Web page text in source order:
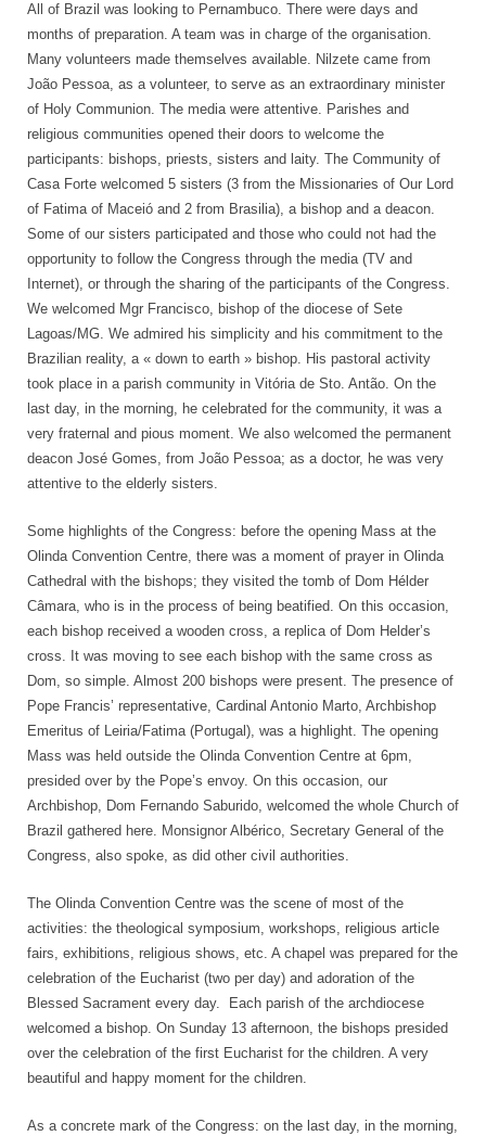
All of Brazil was looking to Pernambuco. There were days and
months of preparation. A team was in charge of the organisation.
Many volunteers made themselves available. Nilzete came from
João Pessoa, as a volunteer, to serve as an extraordinary minister
of Holy Communion. The media were attentive. Parishes and
religious communities opened their doors to welcome the
participants: bishops, priests, sisters and laity. The Community of
Casa Forte welcomed 5 sisters (3 from the Missionaries of Our Lord
of Fatima of Maceió and 2 from Brasilia), a bishop and a deacon.
Some of our sisters participated and those who could not had the
opportunity to follow the Congress through the media (TV and
Internet), or through the sharing of the participants of the Congress.
We welcomed Mgr Francisco, bishop of the diocese of Sete
Lagoas/MG. We admired his simplicity and his commitment to the
Brazilian reality, a « down to earth » bishop. His pastoral activity
took place in a parish community in Vitória de Sto. Antão. On the
last day, in the morning, he celebrated for the community, it was a
very fraternal and pious moment. We also welcomed the permanent
deacon José Gomes, from João Pessoa; as a doctor, he was very
attentive to the elderly sisters.
Some highlights of the Congress: before the opening Mass at the
Olinda Convention Centre, there was a moment of prayer in Olinda
Cathedral with the bishops; they visited the tomb of Dom Hélder
Câmara, who is in the process of being beatified. On this occasion,
each bishop received a wooden cross, a replica of Dom Helder’s
cross. It was moving to see each bishop with the same cross as
Dom, so simple. Almost 200 bishops were present. The presence of
Pope Francis’ representative, Cardinal Antonio Marto, Archbishop
Emeritus of Leiria/Fatima (Portugal), was a highlight. The opening
Mass was held outside the Olinda Convention Centre at 6pm,
presided over by the Pope’s envoy. On this occasion, our
Archbishop, Dom Fernando Saburido, welcomed the whole Church of
Brazil gathered here. Monsignor Albérico, Secretary General of the
Congress, also spoke, as did other civil authorities.
The Olinda Convention Centre was the scene of most of the
activities: the theological symposium, workshops, religious article
fairs, exhibitions, religious shows, etc. A chapel was prepared for the
celebration of the Eucharist (two per day) and adoration of the
Blessed Sacrament every day. Each parish of the archdiocese
welcomed a bishop. On Sunday 13 afternoon, the bishops presided
over the celebration of the first Eucharist for the children. A very
beautiful and happy moment for the children.
As a concrete mark of the Congress: on the last day, in the morning,